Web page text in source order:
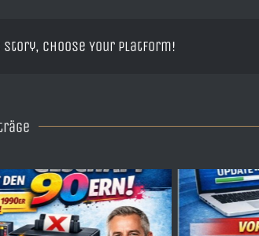
Story, Choose Your Platform!